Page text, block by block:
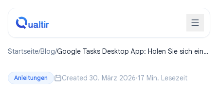
Startseite/Blog/Google Tasks Desktop App: Holen Sie sich ein
Anleitungen Created 30. März 2026·17 Min. Lesezeit